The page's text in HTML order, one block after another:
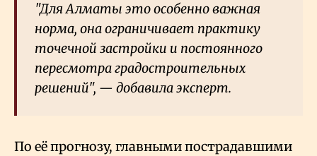
"Для Алматы это особенно важная
норма, она ограничивает практику
точечной застройки и постоянного
пересмотра градостроительных
решений", — добавила эксперт.
По её прогнозу, главными пострадавшими